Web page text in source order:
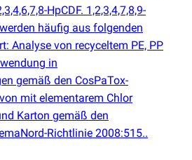
HpCDF. 1,2,3,4,7,8,9-
werden häufig aus folgenden
Analyse von recyceltem PE, PP
in
gemäß den CosPaTox-
mit elementarem Chlor
Karton gemäß den
Richtlinie 2008:515..